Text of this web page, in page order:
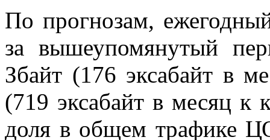
По прогнозам,
за вышеупомянутый
Збайт (176 эксабайт в
(719 эксабайт в месяц к
доля в общем трафике